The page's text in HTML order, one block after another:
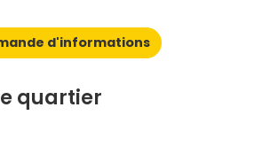
d'informations
quartier